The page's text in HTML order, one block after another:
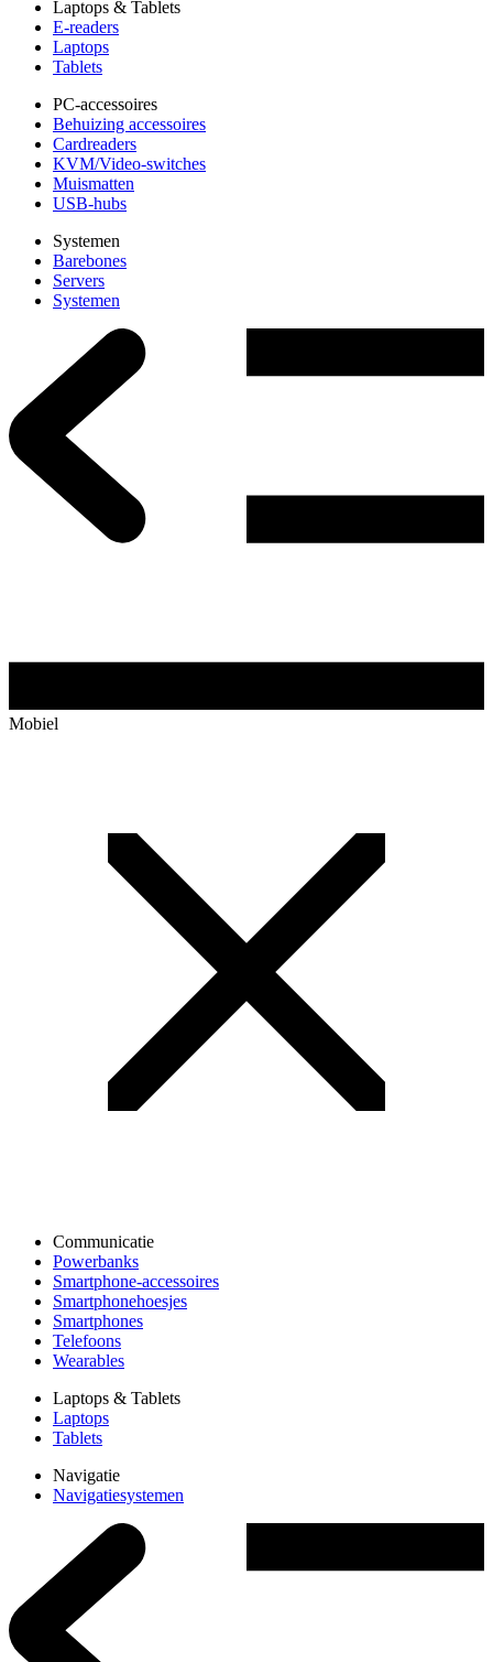
Laptops & Tablets
E-readers
Laptops
Tablets
PC-accessoires
Behuizing accessoires
Cardreaders
KVM/Video-switches
Muismatten
USB-hubs
Systemen
Barebones
Servers
Systemen
Mobiel
Communicatie
Powerbanks
Smartphone-accessoires
Smartphonehoesjes
Smartphones
Telefoons
Wearables
Laptops & Tablets
Laptops
Tablets
Navigatie
Navigatiesystemen